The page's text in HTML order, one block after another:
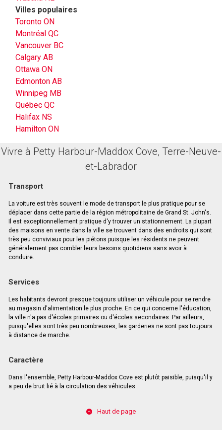
Villes populaires
Toronto ON
Montréal QC
Vancouver BC
Calgary AB
Ottawa ON
Edmonton AB
Winnipeg MB
Québec QC
Halifax NS
Hamilton ON
Vivre à Petty Harbour-Maddox Cove, Terre-Neuve-
et-Labrador
Transport
La voiture est très souvent le mode de transport le plus pratique pour se
déplacer dans cette partie de la région métropolitaine de Grand St. John's.
Il est exceptionnellement pratique d'y trouver un stationnement. La plupart
des maisons en vente dans la ville se trouvent dans des endroits qui sont
très peu conviviaux pour les piétons puisque les résidents ne peuvent
généralement pas combler leurs besoins quotidiens sans avoir à
conduire.
Services
Les habitants devront presque toujours utiliser un véhicule pour se rendre
au magasin d'alimentation le plus proche. En ce qui concerne l'éducation,
la ville n'a pas d'écoles primaires ou d'écoles secondaires. Par ailleurs,
puisqu'elles sont très peu nombreuses, les garderies ne sont pas toujours
à distance de marche.
Caractère
Dans l'ensemble, Petty Harbour-Maddox Cove est plutôt paisible, puisqu'il y
a peu de bruit lié à la circulation des véhicules.
Haut de page